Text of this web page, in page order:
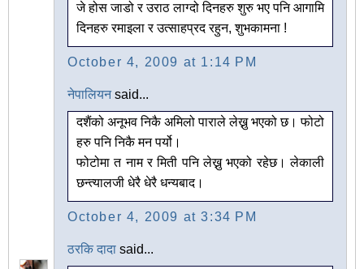
जे होस जाडो र उराठ लाग्दो दिनहरु शुरु भए पनि आगामि
दिनहरु रमाइला र उत्साहप्रद रहुन, शुभकामना !
October 4, 2009 at 1:14 PM
नेपालियनsaid...
दशैंको अनूभव निकै अमिलो पाराले लेख्नु भएको छ। फोटो
हरु पनि निकै मन पर्यो।
फोटोमा त नाम र मिती पनि लेख्नु भएको रहेछ। लेकाली
छन्त्यालजी धेरै धेरै धन्यबाद।
October 4, 2009 at 3:34 PM
ठरकि दादा said...